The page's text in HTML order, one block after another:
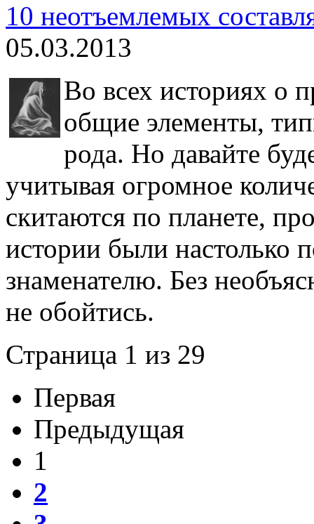
10 неотъемлемых
05.03.2013
Во всех историях о
общие элементы,
рода. Но давайте
учитывая огромное
скитаются по планете,
истории были настолько
знаменателю. Без
не обойтись.
Страница 1 из 29
Первая
Предыдущая
1
2